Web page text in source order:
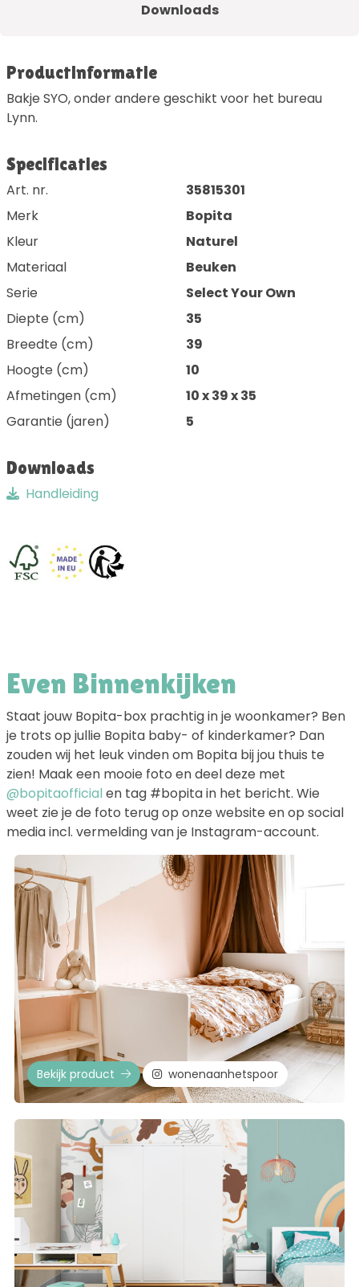
Downloads
Productinformatie
Bakje SYO, onder andere geschikt voor het bureau
Lynn.
Specificaties
Art. nr.
35815301
Merk
Bopita
Kleur
Naturel
Materiaal
Beuken
Serie
Select Your Own
Diepte (cm)
35
Breedte (cm)
39
Hoogte (cm)
10
Afmetingen (cm)
10 x 39 x 35
Garantie (jaren)
5
Downloads
Handleiding
Even Binnenkijken
Staat jouw Bopita-box prachtig in je woonkamer? Ben
je trots op jullie Bopita baby- of kinderkamer? Dan
zouden wij het leuk vinden om Bopita bij jou thuis te
zien! Maak een mooie foto en deel deze met
@bopitaofficial en tag #bopita in het bericht. Wie
weet zie je de foto terug op onze website en op social
media incl. vermelding van je Instagram-account.
Bekijk product wonenaanhetspoor